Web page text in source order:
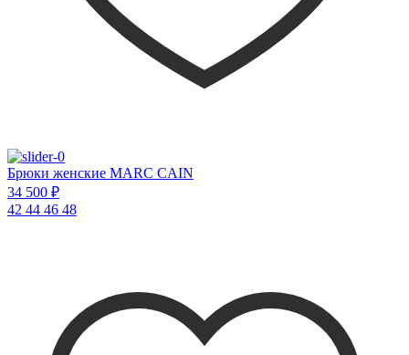
Брюки женские MARC CAIN
34 500 ₽
42 44 46 48